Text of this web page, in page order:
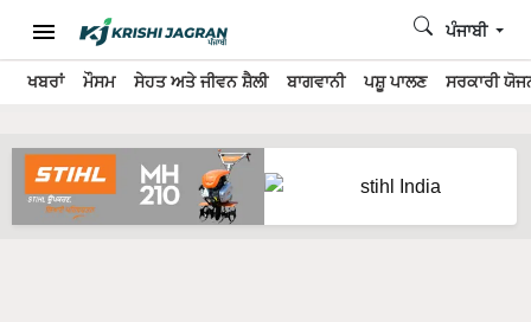
ਖਬਰਾਂ ਮੌਸਮ ਸੇਹਤ ਅਤੇ ਜੀਵਨ ਸ਼ੈਲੀ ਬਾਗਵਾਨੀ ਪਸ਼ੂ ਪਾਲਣ ਸਰਕਾਰੀ
ਪੰਜਾਬੀ